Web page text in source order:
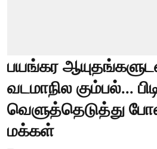
பயங்கர
வடமாநில கும்பல்...
வெளுத்தெடுத்து
மக்கள்